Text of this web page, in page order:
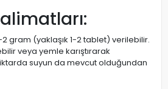
gram (yaklaşık 1-2 tablet) verilebilir.
veya yemle karıştırarak
suyun da mevcut olduğundan